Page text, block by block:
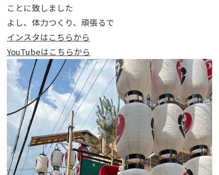
ことに致しました
よし、体力つくり、頑張るで
インスタはこちらから
YouTubeはこちらから